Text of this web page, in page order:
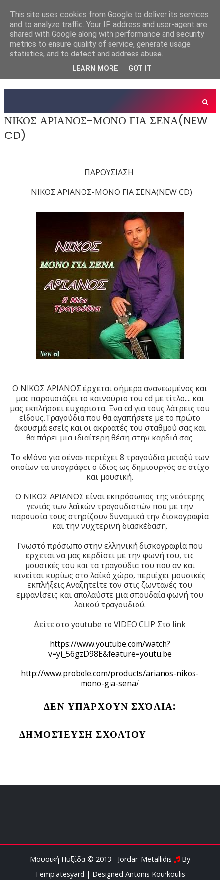
ΝΙΚΟΣ ΑΡΙΑΝΟΣ-ΜΟΝΟ ΓΙΑ ΣΕΝΑ(NEW
CD)
ΠΑΡΟΥΣΙΑΣΗ
ΝΙΚΟΣ ΑΡΙΑΝΟΣ-ΜΟΝΟ ΓΙΑ ΣΕΝΑ(NEW CD)
O ΝΙΚΟΣ ΑΡΙΑΝΟΣ έρχεται σήμερα ανανεωμένος και
μας παρουσιάζει το καινούριο του cd με τίτλο.... και
μας εκπλήσσει ευχάριστα. Ένα cd για τους λάτρεις του
είδους.Τραγούδια που θα αγαπήσετε με το πρώτο
άκουσμά εσείς και οι ακροατές του σταθμού σας και
θα πάρει μια ιδιαίτερη θέση στην καρδιά σας.
Το «Μόνο για σένα» περιέχει 8 τραγούδια μεταξύ των
οποίων τα υπογράφει ο ίδιος ως δημιουργός σε στίχο
και μουσική.
Ο ΝΙΚΟΣ ΑΡΙΑΝΟΣ είναι εκπρόσωπος της νεότερης
γενιάς των λαϊκών τραγουδιστών που με την
παρουσία τους στηρίζουν δυναμικά την δισκογραφία
και την νυχτερινή διασκέδαση.
Γνωστό πρόσωπο στην ελληνική δισκογραφία που
έρχεται να μας κερδίσει με την φωνή του, τις
μουσικές του και τα τραγούδια του που αν και
κινείται κυρίως στο λαϊκό χώρο, περιέχει μουσικές
εκπλήξεις.Αναζητείτε τον στις ζωντανές του
εμφανίσεις και απολαύστε μια σπουδαία φωνή του
λαϊκού τραγουδιού.
Δείτε στο youtube το VIDEO CLIP Στο link
https://www.youtube.com/watch?
v=yi_56gzD98E&feature=youtu.be
http://www.probole.com/products/arianos-nikos-
mono-gia-sena/
ΔΕΝ ΥΠΆΡΧΟΥΝ ΣΧΌΛΙΑ:
ΔΗΜΟΣΊΕΥΣΗ ΣΧΟΛΊΟΥ
Μουσική Πυξίδα © 2013 - Jordan Metallidis
By
Templatesyard | Designed Antonis Kourkoulis
This site uses cookies from Google to deliver its services
and to analyze traffic. Your IP address and user-agent are
shared with Google along with performance and security
metrics to ensure quality of service, generate usage
statistics, and to detect and address abuse.
LEARN MORE GOT IT